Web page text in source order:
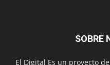
SOBRE
El Digital Es un proyecto